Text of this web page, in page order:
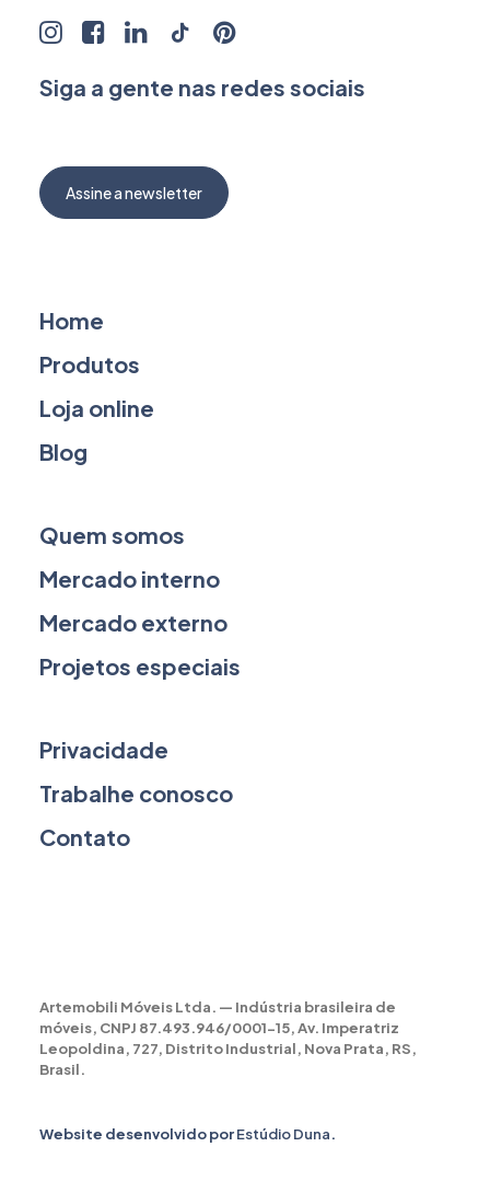
Siga a gente nas redes sociais
Assine a newsletter
Home
Produtos
Loja online
Blog
Quem somos
Mercado interno
Mercado externo
Projetos especiais
Privacidade
Trabalhe conosco
Contato
Artemobili Móveis Ltda. — Indústria brasileira de
móveis, CNPJ 87.493.946/0001-15, Av. Imperatriz
Leopoldina, 727, Distrito Industrial, Nova Prata, RS,
Brasil.
Website desenvolvido porEstúdio Duna.